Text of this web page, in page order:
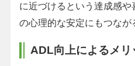
に近づけるという達成感
の心理的な安定にもつなが
ADL向上によるメリ